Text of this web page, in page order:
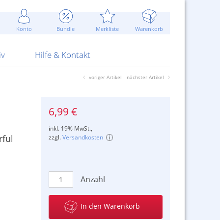
Konto Bundle Merkliste Warenkorb
Attrappen Blitzschnell...
Sommerpreise u.v.m.
ARS Pirotecnia
Hilfe & Kontakt
Kontaktformular
AGB
voriger Artikel nächster Artikel
6,99 €
inkl. 19% MwSt.,
zzgl.Versandkosten
Anzahl
In den Warenkorb